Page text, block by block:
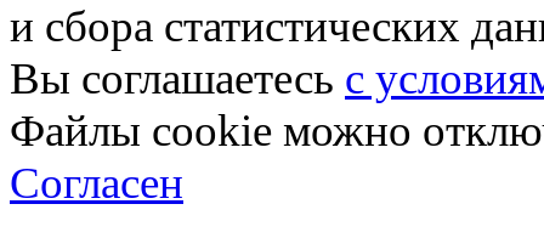
и сбора статистических
Вы соглашаетесь с
Файлы cookie можно
Согласен